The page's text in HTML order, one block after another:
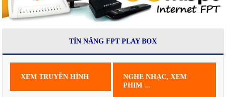
TÍN NĂNG FPT PLAY BOX
XEM TRUYỀN HÌNH
NGHE NHẠC, XEM
PHIM ...